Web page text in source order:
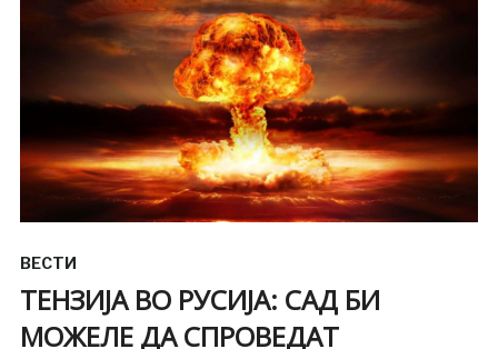
ВЕСТИ
ТЕНЗИЈА ВО РУСИЈА: САД БИ
МОЖЕЛЕ ДА СПРОВЕДАТ